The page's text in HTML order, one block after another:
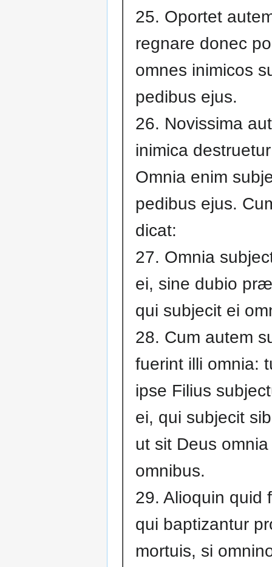
25. Oportet
regnare donec
omnes inimicos
pedibus ejus.
26. Novissima
inimica
Omnia enim
pedibus ejus.
dicat:
27. Omnia
ei, sine dubio
qui subjecit ei
28. Cum autem
fuerint illi omnia:
ipse Filius
ei, qui subjecit
ut sit Deus
omnibus.
29. Alioquin quid
qui baptizantur
mortuis, si